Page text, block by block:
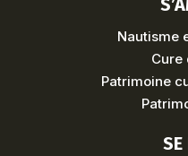
Nautisme
Cure
Patrimoine
SE